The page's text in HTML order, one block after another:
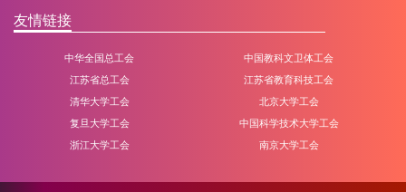
友情链接
中华全国总工会
中国教科文卫体工会
江苏省总工会
江苏省教育科技工会
清华大学工会
北京大学工会
复旦大学工会
中国科学技术大学工会
浙江大学工会
南京大学工会